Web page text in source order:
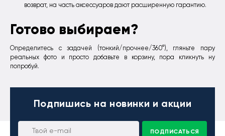
возврат, на часть аксессуаров дают расширенную гарантию.
Готово выбираем?
Определитесь с задачей (тонкий/прочнее/360°), гляньте пару
реальных фото и просто добавьте в корзину, пора кликнуть ну
попробуй.
Подпишись на новинки и акции
ПОДПИСАТЬСЯ